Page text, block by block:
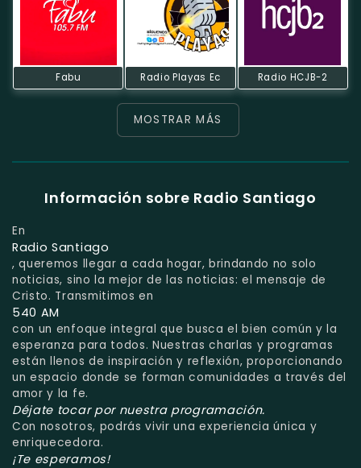
Fabu Radio Playas Ec Radio HCJB-2
MOSTRAR MÁS
Información sobre Radio Santiago
En
Radio Santiago
, queremos llegar a cada hogar, brindando no solo
noticias, sino la mejor de las noticias: el mensaje de
Cristo. Transmitimos en
540 AM
con un enfoque integral que busca el bien común y la
esperanza para todos. Nuestras charlas y programas
están llenos de inspiración y reflexión, proporcionando
un espacio donde se forman comunidades a través del
amor y la fe.
Déjate tocar por nuestra programación.
Con nosotros, podrás vivir una experiencia única y
enriquecedora.
¡Te esperamos!